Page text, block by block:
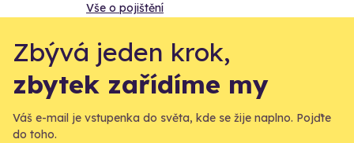
Vše o pojištění
Zbývá jeden krok,
zbytek zařídíme my
Váš e-mail je vstupenka do světa, kde se žije naplno. Pojďte
do toho.